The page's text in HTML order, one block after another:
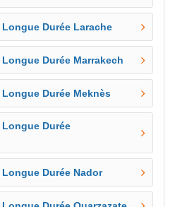
Durée Larache
Durée Marrakech
Durée Meknès
Durée
Durée Nador